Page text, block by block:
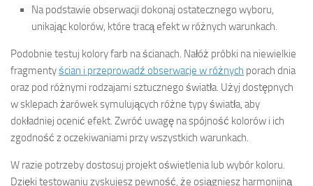
Na podstawie obserwacji dokonaj ostatecznego wyboru,
unikając kolorów, które tracą efekt w różnych warunkach.
Podobnie testuj kolory farb na ścianach. Nałóż próbki na niewielkie
fragmentyścian i przeprowadź obserwacje w różnych porach dnia
oraz pod różnymi rodzajami sztucznego światła. Użyj dostępnych
w sklepach żarówek symulujących różne typy światła, aby
dokładniej ocenić efekt. Zwróć uwagę na spójność kolorów i ich
zgodność z oczekiwaniami przy wszystkich warunkach.
W razie potrzeby dostosuj projekt oświetlenia lub wybór koloru.
Dzięki testowaniu zyskujesz pewność, że osiągniesz harmonijną